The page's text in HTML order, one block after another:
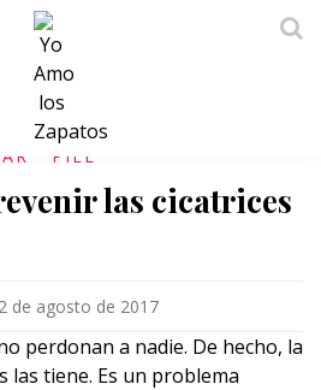
PIEL
las cicatrices
2 de agosto de 2017
perdonan a nadie. De hecho, la
las tiene. Es un problema